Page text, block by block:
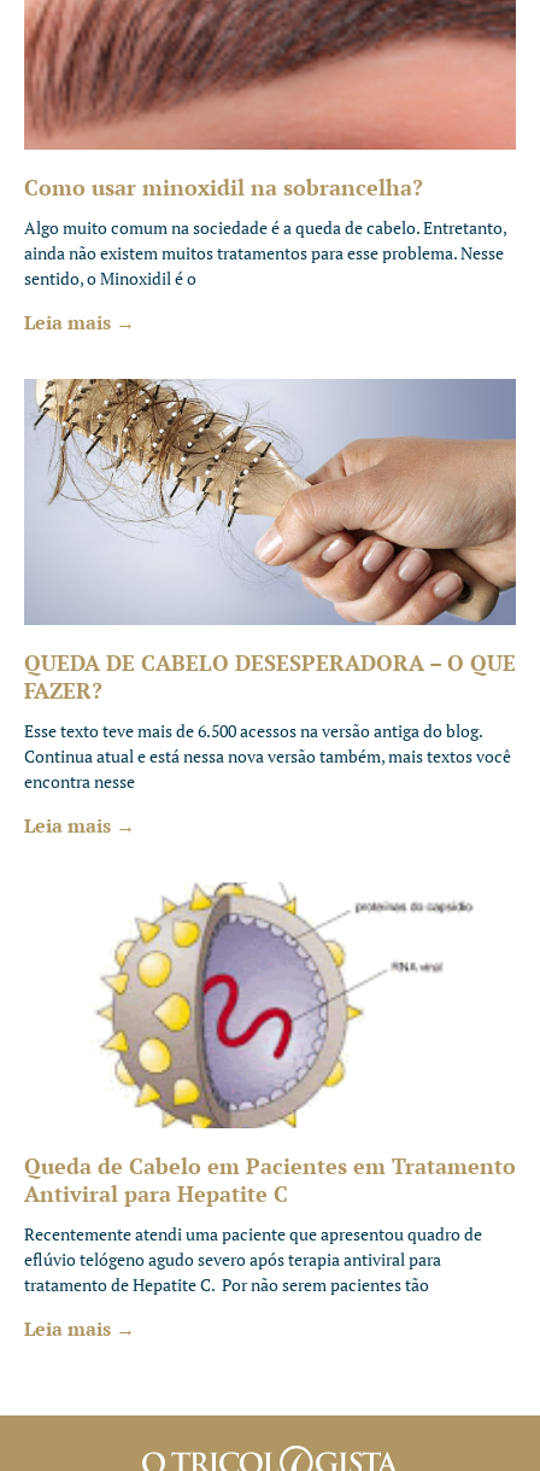
Como usar minoxidil na sobrancelha?
Algo muito comum na sociedade é a queda de cabelo. Entretanto,
ainda não existem muitos tratamentos para esse problema. Nesse
sentido, o Minoxidil é o
Leia mais →
QUEDA DE CABELO DESESPERADORA – O QUE
FAZER?
Esse texto teve mais de 6.500 acessos na versão antiga do blog.
Continua atual e está nessa nova versão também, mais textos você
encontra nesse
Leia mais →
Queda de Cabelo em Pacientes em Tratamento
Antiviral para Hepatite C
Recentemente atendi uma paciente que apresentou quadro de
eflúvio telógeno agudo severo após terapia antiviral para
tratamento de Hepatite C. Por não serem pacientes tão
Leia mais →